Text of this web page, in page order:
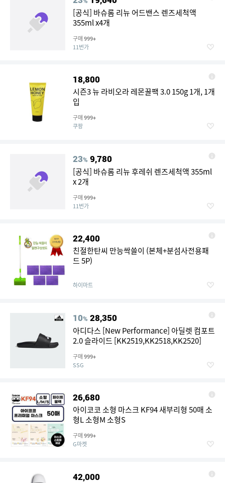
[공식] 바슈롬 리뉴 어드밴스 렌즈세척액
355ml x4개
구매 999+
11번가
18,800
시즌3 뉴 라비오라 레몬꿀팩 3.0 150g 1개, 1개
입
구매 999+
쿠팡
23% 9,780
[공식] 바슈롬 리뉴 후레쉬 렌즈세척액 355ml
x 2개
구매 999+
11번가
22,400
친절한탄씨 만능싹쓸이 (본체+분섬사전용패
드 5P)
하이마트
10% 28,350
아디다스 [New Performance] 아딜렛 컴포트
2.0 슬라이드 [KK2519,KK2518,KK2520]
구매 999+
SSG
26,680
아이코코 소형 마스크 KF94 새부리형 50매 소
형L 소형M 소형S
구매 999+
G마켓
42,000